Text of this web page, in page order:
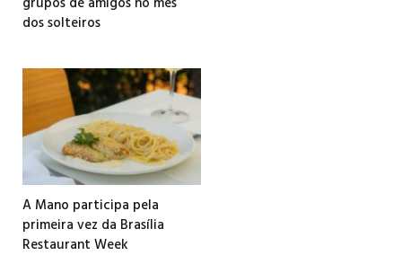
dos solteiros
A Mano participa pela
primeira vez da Brasília
Restaurant Week